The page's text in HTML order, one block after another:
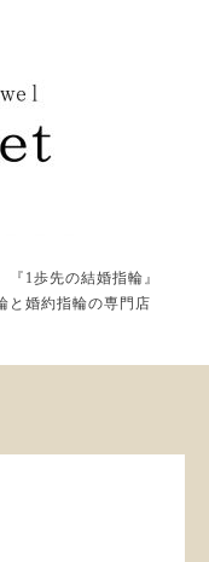
1歩先の結婚指輪』
と婚約指輪の専門店